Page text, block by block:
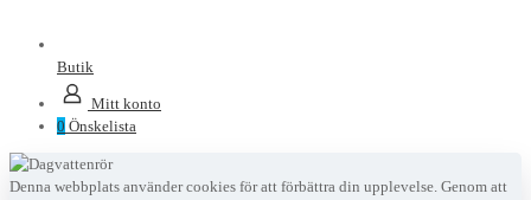
Butik
Mitt konto
0 Önskelista
Denna webbplats använder cookies för att förbättra din upplevelse. Genom att